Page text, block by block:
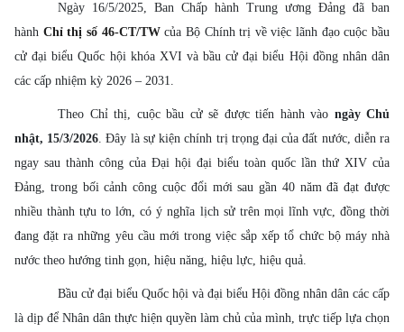
Ngày 16/5/2025, Ban Chấp hành Trung ương Đảng đã ban
hành Chỉ thị số 46-CT/TWcủa Bộ Chính trị về việc lãnh đạo cuộc bầu
cử đại biểu Quốc hội khóa XVI và bầu cử đại biểu Hội đồng nhân dân
các cấp nhiệm kỳ 2026 – 2031.
Theo Chỉ thị, cuộc bầu cử sẽ được tiến hành vào ngày Chủ
nhật, 15/3/2026. Đây là sự kiện chính trị trọng đại của đất nước, diễn ra
ngay sau thành công của Đại hội đại biểu toàn quốc lần thứ XIV của
Đảng, trong bối cảnh công cuộc đổi mới sau gần 40 năm đã đạt được
nhiều thành tựu to lớn, có ý nghĩa lịch sử trên mọi lĩnh vực, đồng thời
đang đặt ra những yêu cầu mới trong việc sắp xếp tổ chức bộ máy nhà
nước theo hướng tinh gọn, hiệu năng, hiệu lực, hiệu quả.
Bầu cử đại biểu Quốc hội và đại biểu Hội đồng nhân dân các cấp
là dịp để Nhân dân thực hiện quyền làm chủ của mình, trực tiếp lựa chọn